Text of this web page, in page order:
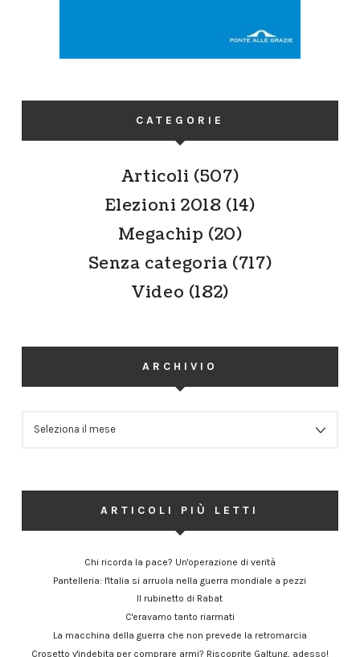
CATEGORIE
Articoli (507)
Elezioni 2018 (14)
Megachip (20)
Senza categoria (717)
Video (182)
ARCHIVIO
ARTICOLI PIÙ LETTI
Chi ricorda la pace? Un'operazione di verità
Pantelleria: l'Italia si arruola nella guerra mondiale a pezzi
Il rubinetto di Rabat
C'eravamo tanto riarmati
La macchina della guerra che non prevede la retromarcia
Crosetto v'indebita per comprare armi? Riscoprite Galtung, adesso!